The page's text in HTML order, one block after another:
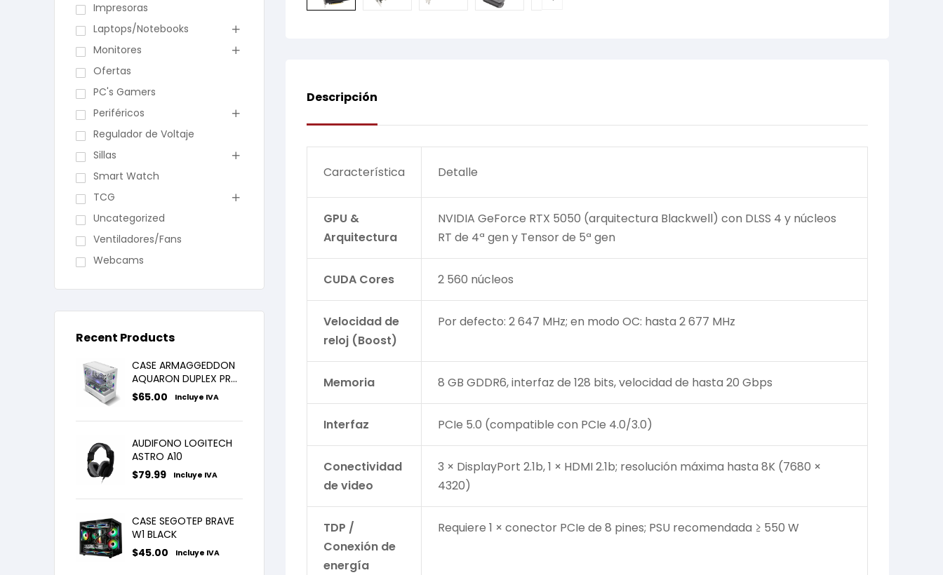
Descripción
Característica Detalle
GPU &
Arquitectura
NVIDIA GeForce RTX 5050 (arquitectura Blackwell) con DLSS 4 y núcleos
RT de 4ª gen y Tensor de 5ª gen
CUDA Cores 2 560 núcleos
Velocidad de
reloj (Boost)
Por defecto: 2 647 MHz; en modo OC: hasta 2 677 MHz
Memoria 8 GB GDDR6, interfaz de 128 bits, velocidad de hasta 20 Gbps
Interfaz PCIe 5.0 (compatible con PCIe 4.0/3.0)
Conectividad
de video
3 × DisplayPort 2.1b, 1 × HDMI 2.1b; resolución máxima hasta 8K (7680 ×
4320)
TDP /
Conexión de
energía
Requiere 1 × conector PCIe de 8 pines; PSU recomendada ≥ 550 W
Impresoras
Laptops/Notebooks
Monitores
Ofertas
PC's Gamers
Periféricos
Regulador de Voltaje
Sillas
Smart Watch
TCG
Uncategorized
Ventiladores/Fans
Webcams
Recent Products
CASE ARMAGGEDDON
AQUARON DUPLEX PRO
WHITE X3FANS ARGB
$65.00 Incluye IVA
AUDIFONO LOGITECH
ASTRO A10
$79.99 Incluye IVA
CASE SEGOTEP BRAVE
W1 BLACK
$45.00 Incluye IVA